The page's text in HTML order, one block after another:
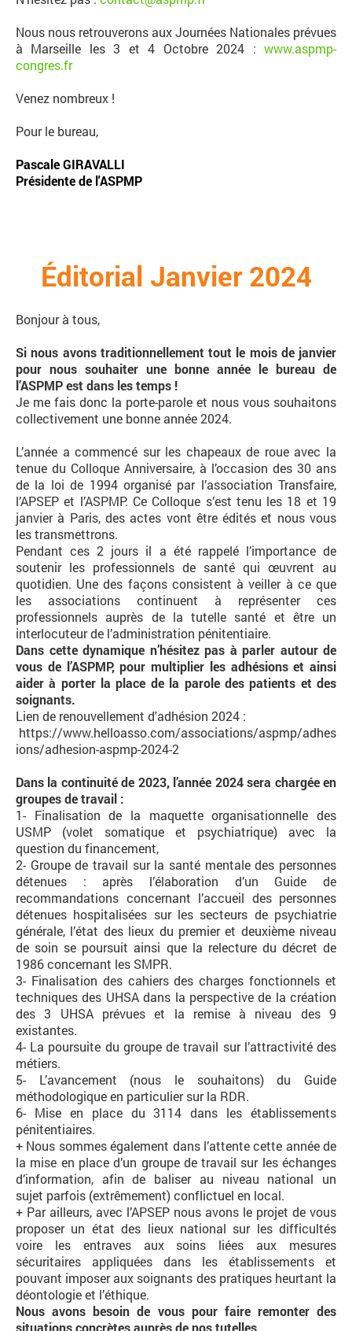
Nous nous retrouverons aux Journées Nationales prévues
à Marseille les 3 et 4 Octobre 2024 : www.aspmp-
congres.fr
Venez nombreux !
Pour le bureau,
Pascale GIRAVALLI
Présidente de l'ASPMP
Éditorial Janvier 2024
Bonjour à tous,
Si nous avons traditionnellement tout le mois de janvier
pour nous souhaiter une bonne année le bureau de
l’ASPMP est dans les temps !
Je me fais donc la porte-parole et nous vous souhaitons
collectivement une bonne année 2024.
L’année a commencé sur les chapeaux de roue avec la
tenue du Colloque Anniversaire, à l’occasion des 30 ans
de la loi de 1994 organisé par l’association Transfaire,
l’APSEP et l’ASPMP. Ce Colloque s’est tenu les 18 et 19
janvier à Paris, des actes vont être édités et nous vous
les transmettrons.
Pendant ces 2 jours il a été rappelé l’importance de
soutenir les professionnels de santé qui œuvrent au
quotidien. Une des façons consistent à veiller à ce que
les associations continuent à représenter ces
professionnels auprès de la tutelle santé et être un
interlocuteur de l’administration pénitentiaire.
Dans cette dynamique n’hésitez pas à parler autour de
vous de l’ASPMP, pour multiplier les adhésions et ainsi
aider à porter la place de la parole des patients et des
soignants.
Lien de renouvellement d'adhésion 2024 :
https://www.helloasso.com/associations/aspmp/adhes
ions/adhesion-aspmp-2024-2
Dans la continuité de 2023, l’année 2024 sera chargée en
groupes de travail :
1- Finalisation de la maquette organisationnelle des
USMP (volet somatique et psychiatrique) avec la
question du financement,
2- Groupe de travail sur la santé mentale des personnes
détenues : après l’élaboration d’un Guide de
recommandations concernant l’accueil des personnes
détenues hospitalisées sur les secteurs de psychiatrie
générale, l’état des lieux du premier et deuxième niveau
de soin se poursuit ainsi que la relecture du décret de
1986 concernant les SMPR.
3- Finalisation des cahiers des charges fonctionnels et
techniques des UHSA dans la perspective de la création
des 3 UHSA prévues et la remise à niveau des 9
existantes.
4- La poursuite du groupe de travail sur l’attractivité des
métiers.
5- L’avancement (nous le souhaitons) du Guide
méthodologique en particulier sur la RDR.
6- Mise en place du 3114 dans les établissements
pénitentiaires.
+ Nous sommes également dans l’attente cette année de
la mise en place d’un groupe de travail sur les échanges
d’information, afin de baliser au niveau national un
sujet parfois (extrêmement) conflictuel en local.
+ Par ailleurs, avec l’APSEP nous avons le projet de vous
proposer un état des lieux national sur les difficultés
voire les entraves aux soins liées aux mesures
sécuritaires appliquées dans les établissements et
pouvant imposer aux soignants des pratiques heurtant la
déontologie et l’éthique.
Nous avons besoin de vous pour faire remonter des
situations concrètes auprès de nos tutelles.